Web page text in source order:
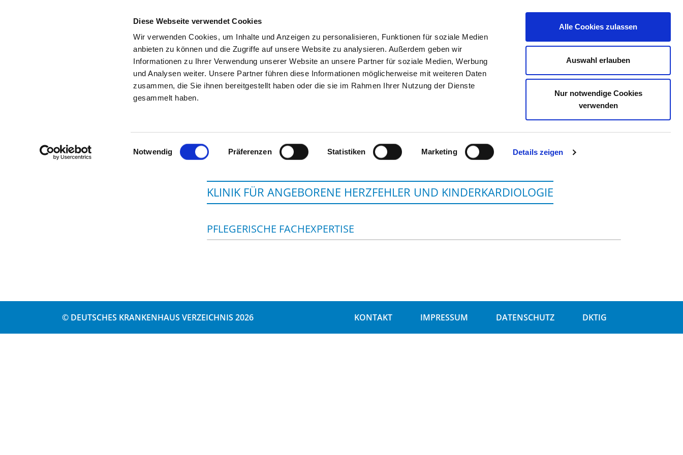
Diese Webseite verwendet Cookies
Wir verwenden Cookies, um Inhalte und Anzeigen zu personalisieren, Funktionen für soziale Medien
anbieten zu können und die Zugriffe auf unsere Website zu analysieren. Außerdem geben wir
Informationen zu Ihrer Verwendung unserer Website an unsere Partner für soziale Medien, Werbung
und Analysen weiter. Unsere Partner führen diese Informationen möglicherweise mit weiteren Daten
zusammen, die Sie ihnen bereitgestellt haben oder die sie im Rahmen Ihrer Nutzung der Dienste
gesammelt haben.
Einwilligungsauswahl
Notwendig Präferenzen Statistiken Marketing Details zeigen
Alle Cookies zulassen
Auswahl erlauben
Nur notwendige Cookies
verwenden
SUCHEN TIPPS & HILFE DAS DKV STELLENBÖRSE KONTAKT IHRE MEINUNG
Startseite der Fachabteilung
UNIVERSITÄTSKLINIKUM SCHLESWIG-HOLSTEIN, CAMPUS KIEL
KLINIK FÜR ANGEBORENE HERZFEHLER UND KINDERKARDIOLOGIE
PFLEGERISCHE FACHEXPERTISE
© DEUTSCHES KRANKENHAUS VERZEICHNIS 2026 KONTAKT IMPRESSUM DATENSCHUTZ DKTIG